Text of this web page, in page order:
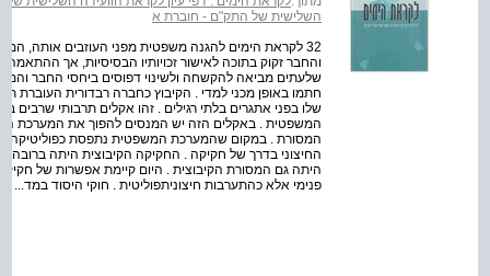
השלישית של התק"ם - חוברת א
32 לקראת הימים להגנה משפטית מפני העוזבים אותה,
והחבר זקוק בתוכה לאישור זכויותיו הבסיסיות, אך
שלעתים מביאה להקשחה ולשינוי דפוסים ביחסי החבר
חתמו באופן מכני למדי . הקיבוץ כחברה רב­דורית
שלו בפני אתגרים בלתי רגילים . זהו אקלים תרבותי שרבים
המשפטית . באקלים הזה יש המנסים להפוך את המערכת
המסורת . במקום שהמערכת המשפטית נתפסת
החיצוני בדרך של חקיקה . החקיקה הקיבוצית היתה ברובה
היתה גם המסורת הקיבוצית . היום קיימת אפשרות של
פנימי אלא כהתערבות חיצונית­פוליטית . חוקי היסוד במד...